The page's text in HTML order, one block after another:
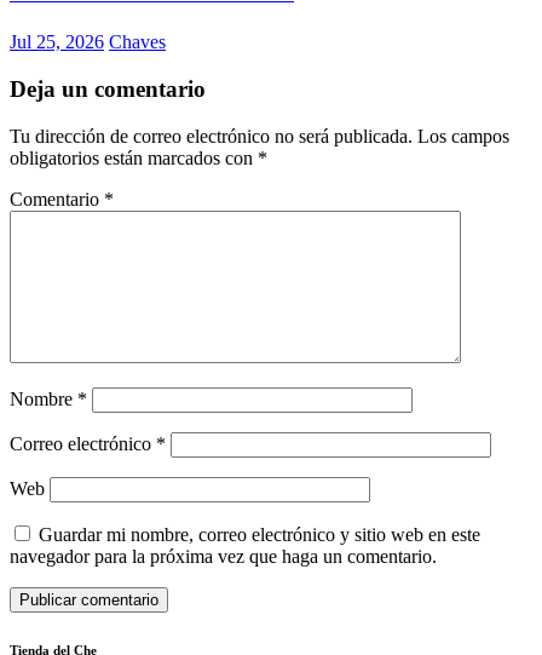
Jul 25, 2026 Chaves
Deja un comentario
Tu dirección de correo electrónico no será publicada. Los campos
obligatorios están marcados con *
Comentario *
Nombre *
Correo electrónico *
Web
Guardar mi nombre, correo electrónico y sitio web en este
navegador para la próxima vez que haga un comentario.
Tienda del Che